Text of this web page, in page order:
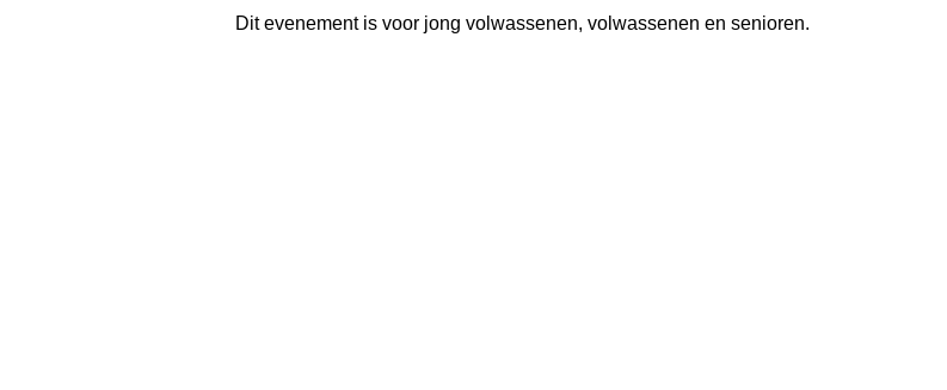
Dit evenement is voor jong volwassenen, volwassenen en senioren.